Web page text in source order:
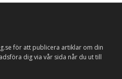
för att publicera artiklar om din
dig via vår sida når du ut till